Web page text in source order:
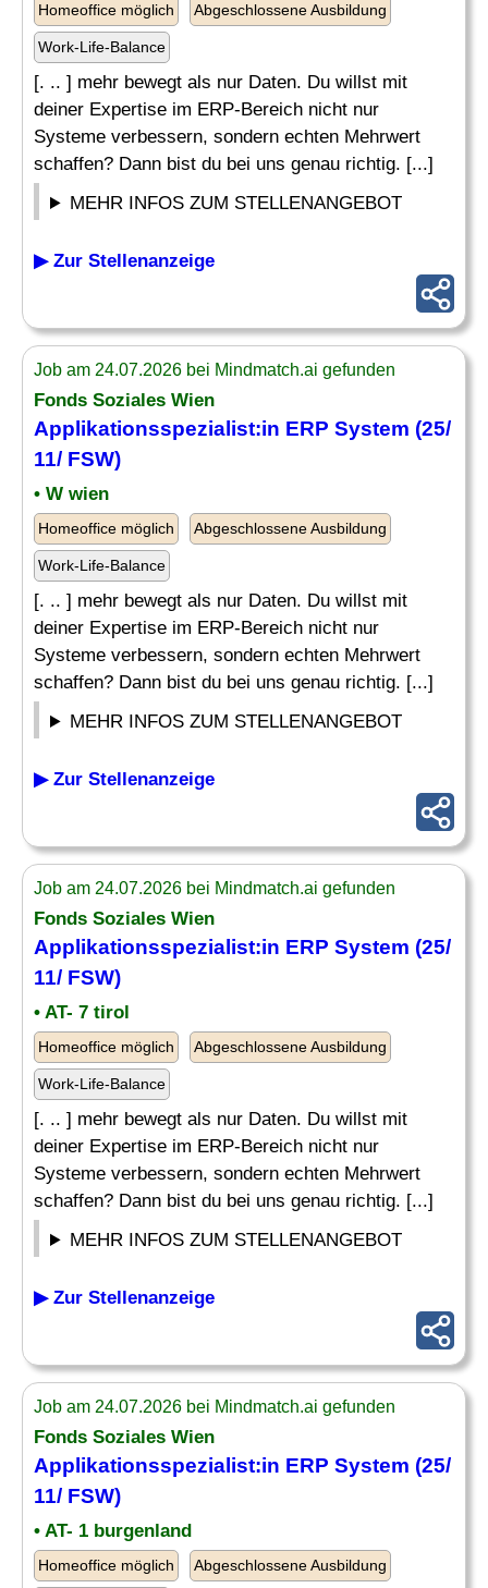
Homeoffice möglich Abgeschlossene Ausbildung
Work-Life-Balance
[. .. ] mehr bewegt als nur Daten. Du willst mit
deiner Expertise im ERP-Bereich nicht nur
Systeme verbessern, sondern echten Mehrwert
schaffen? Dann bist du bei uns genau richtig. [...]
MEHR INFOS ZUM STELLENANGEBOT
▶ Zur Stellenanzeige
Job am 24.07.2026 bei Mindmatch.ai gefunden
Fonds Soziales Wien
Applikationsspezialist:in ERP System (25/
11/ FSW)
• W wien
Homeoffice möglich Abgeschlossene Ausbildung
Work-Life-Balance
[. .. ] mehr bewegt als nur Daten. Du willst mit
deiner Expertise im ERP-Bereich nicht nur
Systeme verbessern, sondern echten Mehrwert
schaffen? Dann bist du bei uns genau richtig. [...]
MEHR INFOS ZUM STELLENANGEBOT
▶ Zur Stellenanzeige
Job am 24.07.2026 bei Mindmatch.ai gefunden
Fonds Soziales Wien
Applikationsspezialist:in ERP System (25/
11/ FSW)
• AT- 7 tirol
Homeoffice möglich Abgeschlossene Ausbildung
Work-Life-Balance
[. .. ] mehr bewegt als nur Daten. Du willst mit
deiner Expertise im ERP-Bereich nicht nur
Systeme verbessern, sondern echten Mehrwert
schaffen? Dann bist du bei uns genau richtig. [...]
MEHR INFOS ZUM STELLENANGEBOT
▶ Zur Stellenanzeige
Job am 24.07.2026 bei Mindmatch.ai gefunden
Fonds Soziales Wien
Applikationsspezialist:in ERP System (25/
11/ FSW)
• AT- 1 burgenland
Homeoffice möglich Abgeschlossene Ausbildung